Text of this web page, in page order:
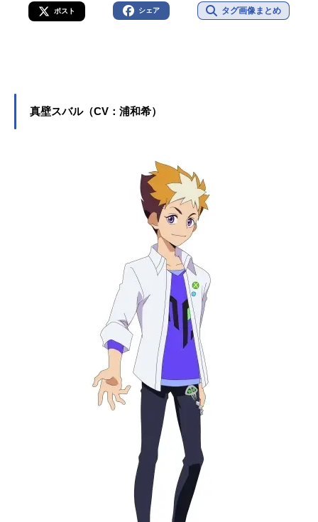
ポスト シェア タグ画像まとめ
真壁スバル（CV：浦和希）